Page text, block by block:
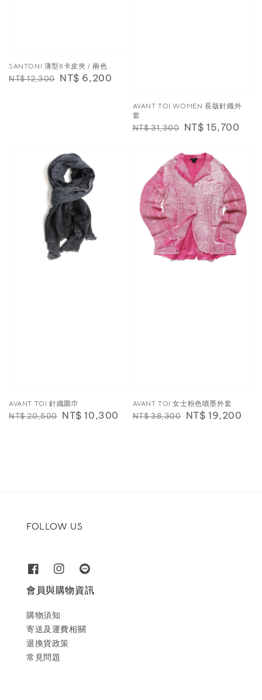
SANTONI 薄型8卡皮夾 / 兩色
Regular
NT$ 12,300 Sale
NT$ 6,200
AVANT TOI WOMEN 長版針織外
套
Regular
NT$ 31,300 Sale
NT$ 15,700
AVANT TOI 針織圍巾
Regular
NT$ 20,500 Sale
NT$ 10,300
AVANT TOI 女士粉色噴墨外套
Regular
NT$ 38,300 Sale
NT$ 19,200
FOLLOW US
會員與購物資訊
購物須知
寄送及運費相關
退換貨政策
常見問題